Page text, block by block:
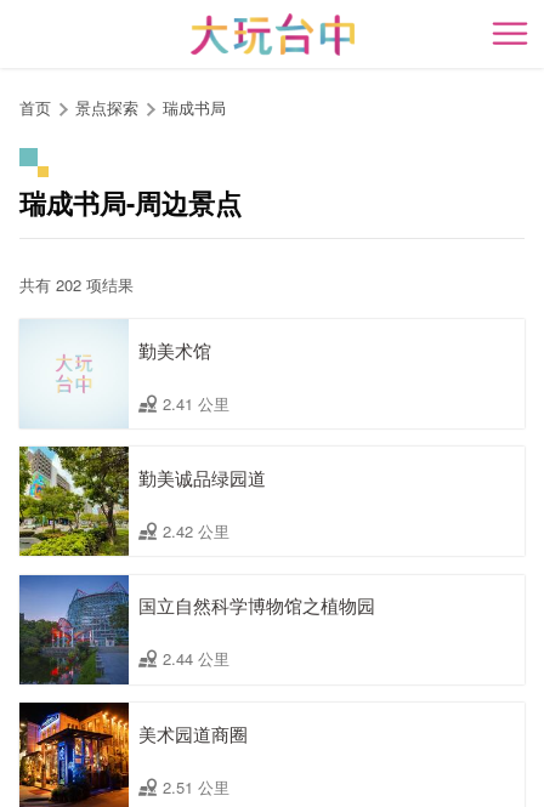
开
首页 景点探索 瑞成书局
瑞成书局-周边景点
共有 202 项结果
勤美术馆
2.41 公里
勤美诚品绿园道
2.42 公里
国立自然科学博物馆之植物园
2.44 公里
美术园道商圈
2.51 公里